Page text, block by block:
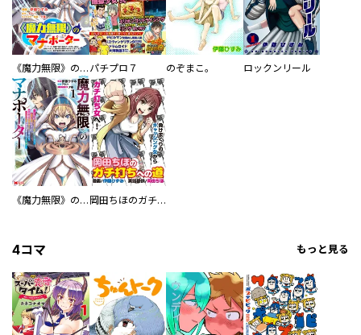
《魔力無限》のマナポーター ～パーティの魔力を全て供給していたのに、勇者に追放されました。魔力不足で聖剣が使えないと焦っても、メンバー全員が勇者を見限ったのでもう遅い～（コミック） 分冊版 パチプロ７ のぞまこ。 ロックンリール
《魔力無限》のマナポーター ～パーティの魔力を全て供給していたのに、勇者に追放されました。魔力不足で聖剣が使えないと焦っても、メンバー全員が勇者を見限ったのでもう遅い～（コミック） 岡田ちほのガチ打ちへの道
4コマ もっと見る